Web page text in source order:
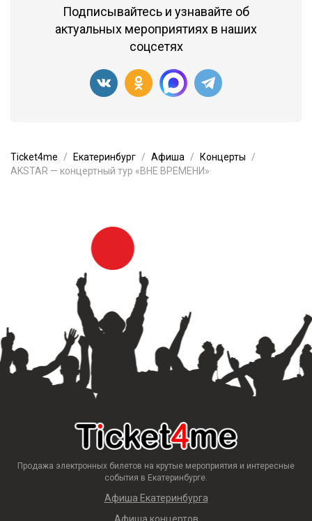
Подписывайтесь и узнавайте об
актуальных мероприятиях в наших
соцсетях
Ticket4me Екатеринбург Афиша
Концерты
AKSTAR — концертный тур «ВНЕ ВРЕМЕНИ»
Продажа электронных билетов на крутые мероприятия и интересные
события в Екатеринбурге.
Афиша Екатеринбурга